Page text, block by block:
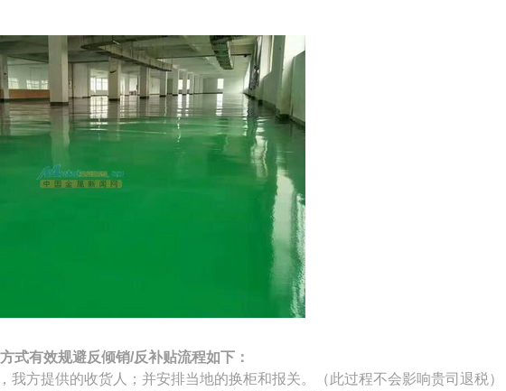
式有效规避反倾销/反补贴流程如下：
我方提供的收货人；并安排当地的换柜和报关。（此过程不会影响贵司退税）